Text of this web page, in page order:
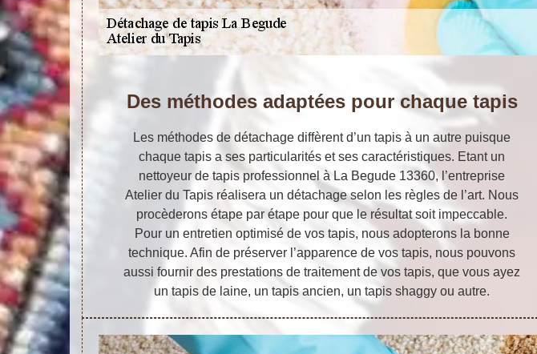
Des méthodes adaptées pour chaque tapis
Les méthodes de détachage diffèrent d’un tapis à un autre puisque
chaque tapis a ses particularités et ses caractéristiques. Etant un
nettoyeur de tapis professionnel à La Begude 13360, l’entreprise
Atelier du Tapis réalisera un détachage selon les règles de l’art. Nous
procèderons étape par étape pour que le résultat soit impeccable.
Pour un entretien optimisé de vos tapis, nous adopterons la bonne
technique. Afin de préserver l’apparence de vos tapis, nous pouvons
aussi fournir des prestations de traitement de vos tapis, que vous ayez
un tapis de laine, un tapis ancien, un tapis shaggy ou autre.